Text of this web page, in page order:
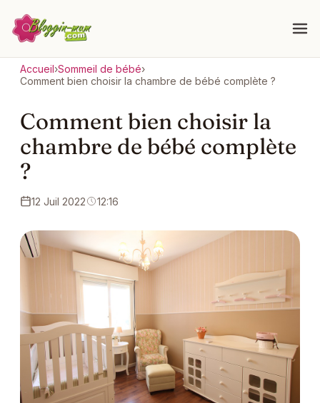
Accueil›Sommeil de bébé›
Comment bien choisir la chambre de bébé complète ?
Comment bien choisir la
chambre de bébé complète
?
12 Juil 2022 12:16